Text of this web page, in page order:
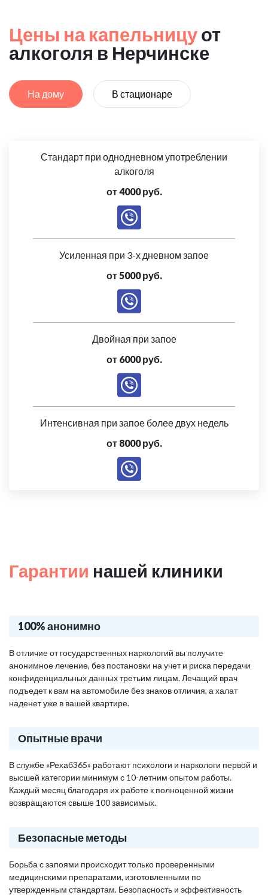
Цены на капельницуот
алкоголя в Нерчинске
На дому В стационаре
Стандарт при однодневном употреблении
алкоголя
от 4000 руб.
Усиленная при 3-х дневном запое
от 5000 руб.
Двойная при запое
от 6000 руб.
Интенсивная при запое более двух недель
от 8000 руб.
Гарантии нашей клиники
100% анонимно
В отличие от государственных наркологий вы получите
анонимное лечение, без постановки на учет и риска передачи
конфиденциальных данных третьим лицам. Лечащий врач
подъедет к вам на автомобиле без знаков отличия, а халат
наденет уже в вашей квартире.
Опытные врачи
В службе «Рехаб365» работают психологи и наркологи первой и
высшей категории минимум с 10-летним опытом работы.
Каждый месяц благодаря их работе к полноценной жизни
возвращаются свыше 100 зависимых.
Безопасные методы
Борьба с запоями происходит только проверенными
медицинскими препаратами, изготовленными по
утвержденным стандартам. Безопасность и эффективность